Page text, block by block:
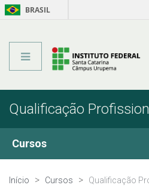
BRASIL
Qualificação
Cursos
Técnicos Concomitantes
Início Cursos Qualificação